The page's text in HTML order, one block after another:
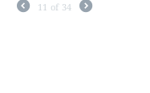
11 of 34